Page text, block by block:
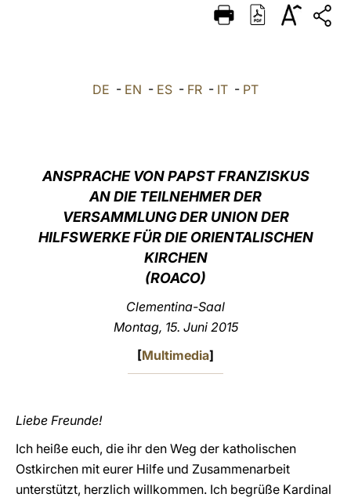
DEUTSCH
العربيّة DE - EN - ES - FR - IT - PT
ANSPRACHE VON PAPST FRANZISKUS
AN DIE TEILNEHMER DER
VERSAMMLUNG DER UNION DER
HILFSWERKE FÜR DIE ORIENTALISCHEN
KIRCHEN
(ROACO)
Clementina-Saal
Montag, 15. Juni 2015
[Multimedia]
Liebe Freunde!
Ich heiße euch, die ihr den Weg der katholischen
Ostkirchen mit eurer Hilfe und Zusammenarbeit
unterstützt, herzlich willkommen. Ich begrüße Kardinal